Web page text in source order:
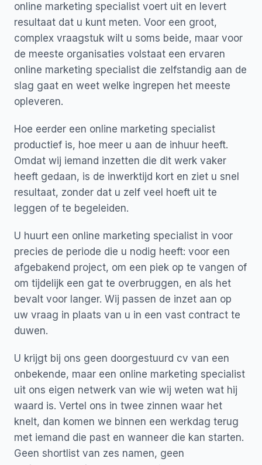
online marketing specialist voert uit en levert
resultaat dat u kunt meten. Voor een groot,
complex vraagstuk wilt u soms beide, maar voor
de meeste organisaties volstaat een ervaren
online marketing specialist die zelfstandig aan de
slag gaat en weet welke ingrepen het meeste
opleveren.
Hoe eerder een online marketing specialist
productief is, hoe meer u aan de inhuur heeft.
Omdat wij iemand inzetten die dit werk vaker
heeft gedaan, is de inwerktijd kort en ziet u snel
resultaat, zonder dat u zelf veel hoeft uit te
leggen of te begeleiden.
U huurt een online marketing specialist in voor
precies de periode die u nodig heeft: voor een
afgebakend project, om een piek op te vangen of
om tijdelijk een gat te overbruggen, en als het
bevalt voor langer. Wij passen de inzet aan op
uw vraag in plaats van u in een vast contract te
duwen.
U krijgt bij ons geen doorgestuurd cv van een
onbekende, maar een online marketing specialist
uit ons eigen netwerk van wie wij weten wat hij
waard is. Vertel ons in twee zinnen waar het
knelt, dan komen we binnen een werkdag terug
met iemand die past en wanneer die kan starten.
Geen shortlist van zes namen, geen